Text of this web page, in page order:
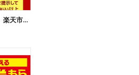
楽天ポイントカード提示で、楽天市場でのお買い物がおトクに!